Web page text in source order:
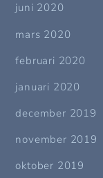
juni 2020
mars 2020
februari 2020
januari 2020
december 2019
november 2019
oktober 2019